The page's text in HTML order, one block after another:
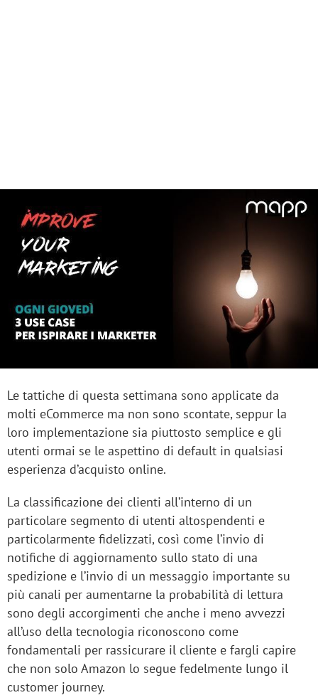
Le tattiche di questa settimana sono applicate da
molti eCommerce ma non sono scontate, seppur la
loro implementazione sia piuttosto semplice e gli
utenti ormai se le aspettino di default in qualsiasi
esperienza d’acquisto online.
La classificazione dei clienti all’interno di un
particolare segmento di utenti altospendenti e
particolarmente fidelizzati, così come l’invio di
notifiche di aggiornamento sullo stato di una
spedizione e l’invio di un messaggio importante su
più canali per aumentarne la probabilità di lettura
sono degli accorgimenti che anche i meno avvezzi
all’uso della tecnologia riconoscono come
fondamentali per rassicurare il cliente e fargli capire
che non solo Amazon lo segue fedelmente lungo il
customer journey.